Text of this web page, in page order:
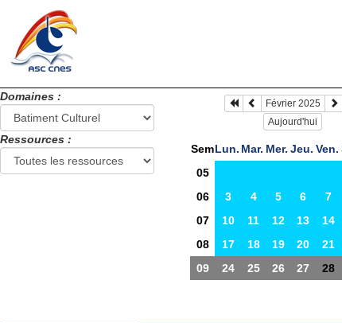
Domaines :
Ressources :
Février 2025
Aujourd'hui
SemLun. Mar. Mer. Jeu. Ven.
05
06
3 4 5 6 7
07
10 11 12 13 14
08
17 18 19 20 21
09
24 25 26 27 28